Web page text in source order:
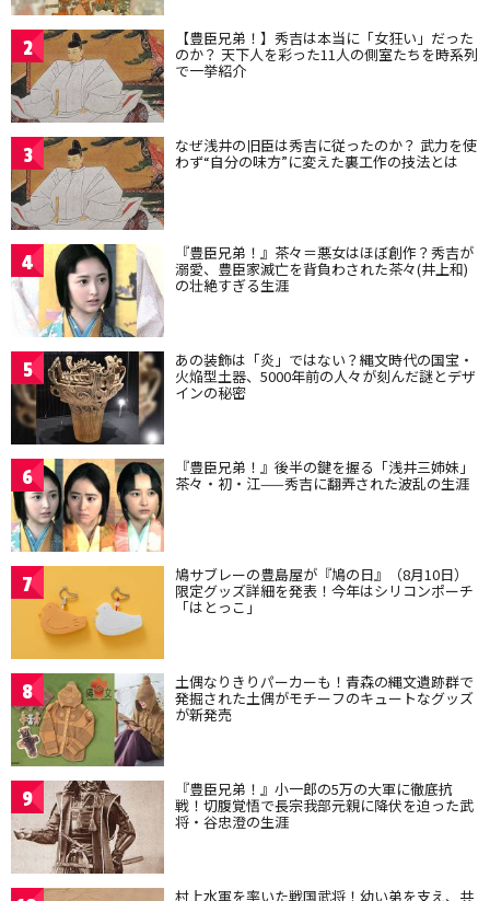
2 【豊臣兄弟！】秀吉は本当に「女狂い」だった
のか？ 天下人を彩った11人の側室たちを時系列
で一挙紹介
3 なぜ浅井の旧臣は秀吉に従ったのか？ 武力を使
わず“自分の味方”に変えた裏工作の技法とは
4 『豊臣兄弟！』茶々＝悪女はほぼ創作？秀吉が
溺愛、豊臣家滅亡を背負わされた茶々(井上和)
の壮絶すぎる生涯
5 あの装飾は「炎」ではない？縄文時代の国宝・
火焔型土器、5000年前の人々が刻んだ謎とデザ
インの秘密
6 『豊臣兄弟！』後半の鍵を握る「浅井三姉妹」
茶々・初・江——秀吉に翻弄された波乱の生涯
7 鳩サブレーの豊島屋が『鳩の日』（8月10日）
限定グッズ詳細を発表！今年はシリコンポーチ
「はとっこ」
8 土偶なりきりパーカーも！青森の縄文遺跡群で
発掘された土偶がモチーフのキュートなグッズ
が新発売
9 『豊臣兄弟！』小一郎の5万の大軍に徹底抗
戦！切腹覚悟で長宗我部元親に降伏を迫った武
将・谷忠澄の生涯
村上水軍を率いた戦国武将！幼い弟を支え、共